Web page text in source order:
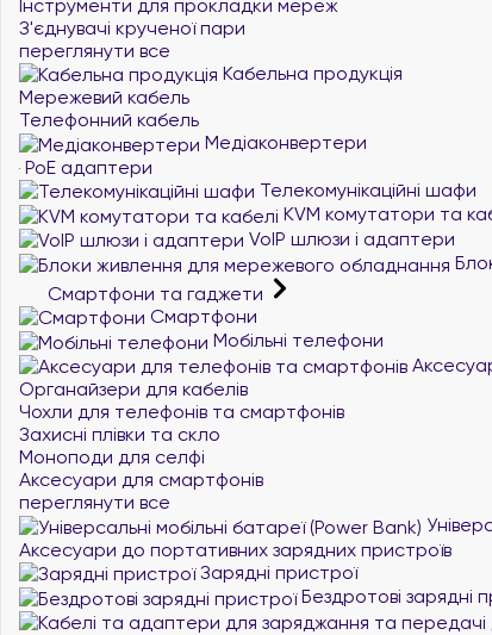
Інструменти для прокладки мереж
З'єднувачі крученої пари
переглянути все
Кабельна продукція
Мережевий кабель
Телефонний кабель
Медіаконвертери
PoE адаптери
Телекомунікаційні шафи
KVM комутатори та
VoIP шлюзи і адаптери
Смартфони та гаджети
Смартфони
Мобільні телефони
Органайзери для кабелів
Чохли для телефонів та смартфонів
Захисні плівки та скло
Моноподи для селфі
Аксесуари для смартфонів
переглянути все
Аксесуари до портативних зарядних пристроїв
Зарядні пристрої
Бездротові зарядні